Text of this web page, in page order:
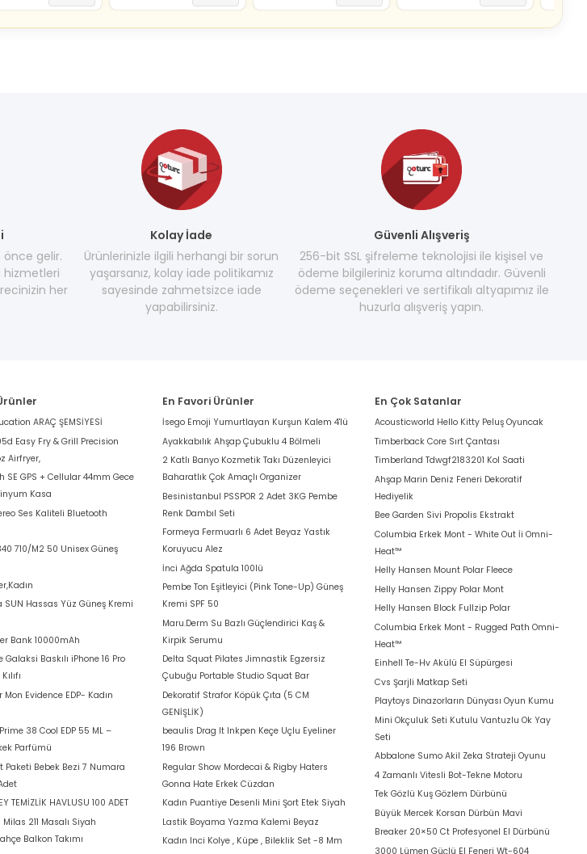
gelir.
hizmetleri
her
Kolay İade
Ürünlerinizle ilgili herhangi bir sorun
yaşarsanız, kolay iade politikamız
sayesinde zahmetsizce iade
yapabilirsiniz.
Güvenli Alışveriş
256-bit SSL şifreleme teknolojisi ile kişisel ve
ödeme bilgileriniz koruma altındadır. Güvenli
ödeme seçenekleri ve sertifikalı altyapımız ile
huzurla alışveriş yapın.
ARAÇ ŞEMSİYESİ
Easy Fry & Grill Precision
Airfryer,
SE GPS + Cellular 44mm Gece
Kasa
Ses Kaliteli Bluetooth
710/M2 50 Unisex Güneş
SUN Hassas Yüz Güneş Kremi
Bank 10000mAh
Galaksi Baskılı iPhone 16 Pro
Mon Evidence EDP- Kadın
38 Cool EDP 55 ML –
Parfümü
Paketi Bebek Bezi 7 Numara
TEMİZLİK HAVLUSU 100 ADET
Milas 211 Masalı Siyah
Balkon Takımı
En Favori Ürünler
İsego Emoji Yumurtlayan Kurşun Kalem 4'lü
Ayakkabılık Ahşap Çubuklu 4 Bölmeli
2 Katlı Banyo Kozmetik Takı Düzenleyici
Baharatlık Çok Amaçlı Organizer
Besinistanbul PSSPOR 2 Adet 3KG Pembe
Renk Dambıl Seti
Formeya Fermuarlı 6 Adet Beyaz Yastık
Koruyucu Alez
İnci Ağda Spatula 100lü
Pembe Ton Eşitleyici (Pink Tone-Up) Güneş
Kremi SPF 50
Maru.Derm Su Bazlı Güçlendirici Kaş &
Kirpik Serumu
Delta Squat Pilates Jimnastik Egzersiz
Çubuğu Portable Studio Squat Bar
Dekoratif Strafor Köpük Çıta (5 CM
GENİŞLİK)
beaulis Drag It Inkpen Keçe Uçlu Eyeliner
196 Brown
Regular Show Mordecai & Rigby Haters
Gonna Hate Erkek Cüzdan
Kadın Puantiye Desenli Mini Şort Etek Siyah
Lastik Boyama Yazma Kalemi Beyaz
Kadın Inci Kolye , Küpe , Bileklik Set -8 Mm
En Çok Satanlar
Acousticworld Hello Kitty Peluş Oyuncak
Timberback Core Sırt Çantası
Timberland Tdwgf2183201 Kol Saati
Ahşap Marin Deniz Feneri Dekoratif
Hediyelik
Bee Garden Sivi Propolis Ekstrakt
Columbia Erkek Mont - White Out İi Omni-
Heat™
Helly Hansen Mount Polar Fleece
Helly Hansen Zippy Polar Mont
Helly Hansen Block Fullzip Polar
Columbia Erkek Mont - Rugged Path Omni-
Heat™
Einhell Te-Hv Akülü El Süpürgesi
Cvs Şarjli Matkap Seti
Playtoys Dinazorların Dünyası Oyun Kumu
Mini Okçuluk Seti Kutulu Vantuzlu Ok Yay
Seti
Abbalone Sumo Akil Zeka Strateji Oyunu
4 Zamanlı Vitesli Bot-Tekne Motoru
Tek Gözlü Kuş Gözlem Dürbünü
Büyük Mercek Korsan Dürbün Mavi
Breaker 20×50 Ct Profesyonel El Dürbünü
3000 Lümen Güçlü El Feneri Wt-604